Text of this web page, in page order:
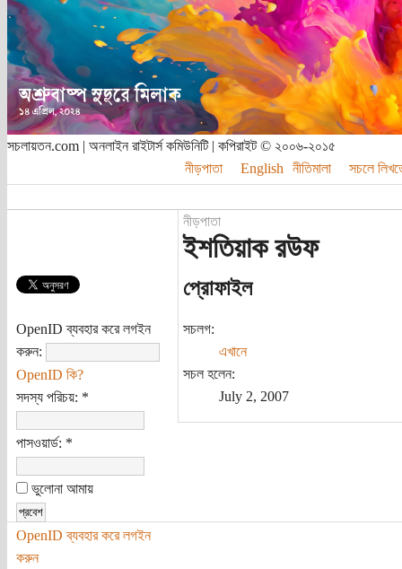
সচলায়তন.com | অনলাইন রাইটার্স কমিউনিটি | কপিরাইট © ২০০৬-২০১৫
নীড়পাতা
English নীতিমালা সচলে
OpenID ব্যবহার করে লগইন
করুন:
OpenID কি?
সদস্য পরিচয়: *
পাসওয়ার্ড: *
ভুলোনা আমায়
OpenID ব্যবহার করে লগইন
করুন
নীড়পাতা
ইশতিয়াক রউফ
প্রোফাইল
সচলগ:
এখানে
সচল হলেন:
July 2, 2007